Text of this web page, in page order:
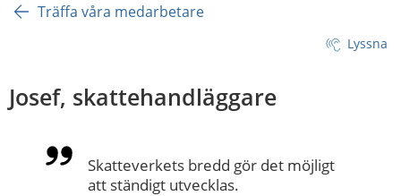
Träffa våra medarbetare
Lyssna
Josef, skattehandläggare
Skatteverkets bredd gör det möjligt
att ständigt utvecklas.